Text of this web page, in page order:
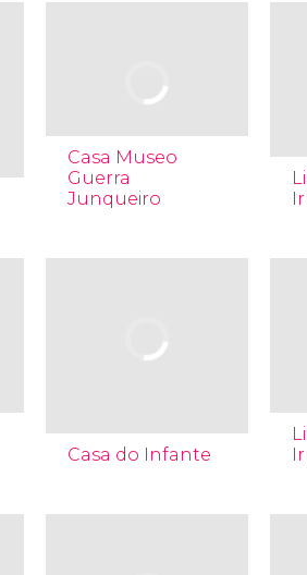
Casa Museo
Guerra
Junqueiro
Casa do Infante